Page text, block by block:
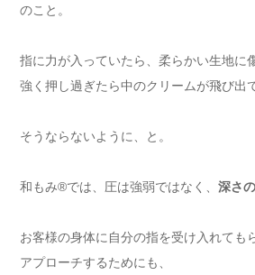
のこと。
指に力が入っていたら、柔らかい生地に
強く押し過ぎたら中のクリームが飛び出
そうならないように、と。
和もみ®では、圧は強弱ではなく、 深さ
お客様の身体に自分の指を受け入れても
アプローチするためにも、